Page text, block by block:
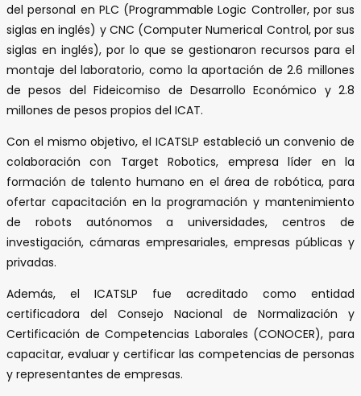
del personal en PLC (Programmable Logic Controller, por sus
siglas en inglés) y CNC (Computer Numerical Control, por sus
siglas en inglés), por lo que se gestionaron recursos para el
montaje del laboratorio, como la aportación de 2.6 millones
de pesos del Fideicomiso de Desarrollo Económico y 2.8
millones de pesos propios del ICAT.
Con el mismo objetivo, el ICATSLP estableció un​​ convenio de
colaboración con Target Robotics, empresa líder en la
formación de talento humano en el área de robótica, para
ofertar capacitación en la programación y mantenimiento
de robots autónomos a universidades, centros de
investigación, cámaras empresariales, empresas públicas y
privadas.
Además, el ICATSLP fue acreditado como entidad
certificadora del Consejo Nacional de Normalización y
Certificación de Competencias Laborales (CONOCER), para
capacitar, evaluar y certificar las competencias de personas
y representantes de empresas.